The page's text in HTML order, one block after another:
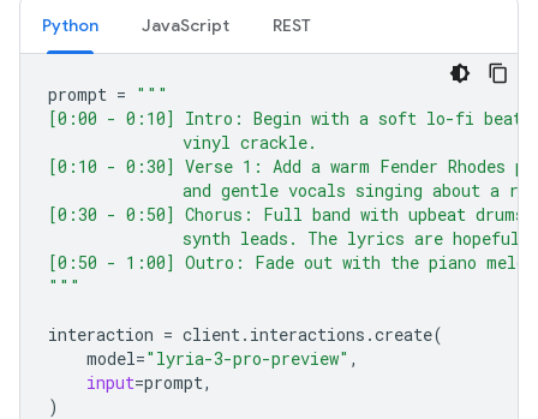
Python JavaScript REST
prompt = """
[0:00 - 0:10] Intro: Begin with a soft lo-fi beat
              vinyl crackle.
[0:10 - 0:30] Verse 1: Add a warm Fender Rhodes
and gentle vocals singing about a
[0:30 - 0:50] Chorus: Full band with upbeat drums
synth leads. The lyrics are hopeful
[0:50 - 1:00] Outro: Fade out with the piano
"""
interaction = client. interactions .create(
model="lyria-3-pro-preview" ,
input=prompt,
)